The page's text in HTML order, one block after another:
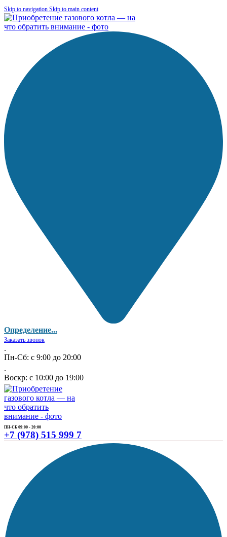
Skip to navigation Skip to main content
Определение...
Заказать звонок
.
Пн-Сб: с 9:00 до 20:00
.
Воскр: с 10:00 до 19:00
ПН-СБ 09:00 - 20:00
+7 (978) 515 999 7